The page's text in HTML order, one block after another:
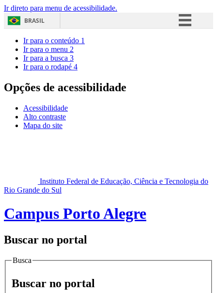
Ir direto para menu de acessibilidade.
BRASIL
Acesso à informação
Ir para o conteúdo 1
Ir para o menu 2
Ir para a busca 3
Ir para o rodapé 4
Opções de acessibilidade
Acessibilidade
Alto contraste
Mapa do site
Instituto Federal de Educação, Ciência e Tecnologia do
Rio Grande do Sul
Campus Porto Alegre
Buscar no portal
Busca
Buscar no portal